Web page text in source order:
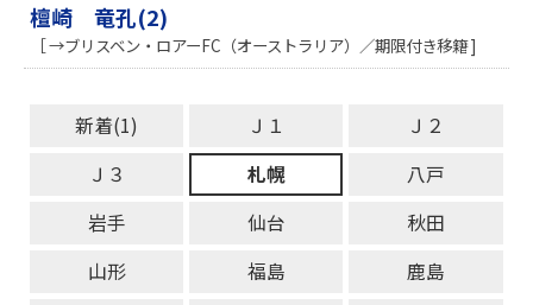
檀崎 竜孔(2)
［ →ブリスベン・ロアーFC（オーストラリア）／期限付き移籍 ]
新着(1) Ｊ１
Ｊ２
Ｊ３
札幌
八戸
岩手
仙台
秋田
山形
福島
鹿島